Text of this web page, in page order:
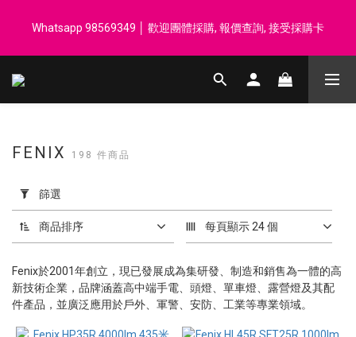
汗毛巾 韓國制 送完即止
Whatsapp 98569349 │ 歡迎團體採購, 報價查詢, 接受採購卡
登記會員享每$50回贈$1 │ 滿HK$899 送 N-rit Campack Towel 吸
用
篩
選
(0/20)
價格
(HK$)
FENIX 198 件商品
篩選
商品排序 每頁顯示 24 個
Fenix於2001年創立，現已發展成為集研發、制造和銷售為一體的高
新技術企業，品牌涵蓋高中端手電、頭燈、單車燈、露營燈及其配
件產品，並廣泛應用於戶外、軍警、安防、工業等專業領域。